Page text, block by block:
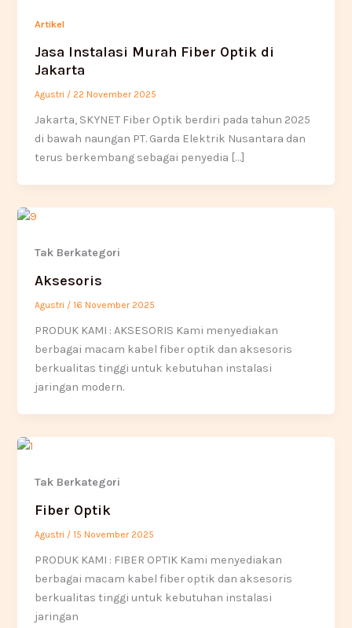
Artikel
Jasa Instalasi Murah Fiber Optik di
Jakarta
Agustri / 22 November 2025
Jakarta, SKYNET Fiber Optik berdiri pada tahun 2025
di bawah naungan PT. Garda Elektrik Nusantara dan
terus berkembang sebagai penyedia […]
Tak Berkategori
Aksesoris
Agustri /16 November 2025
PRODUK KAMI : AKSESORIS Kami menyediakan
berbagai macam kabel fiber optik dan aksesoris
berkualitas tinggi untuk kebutuhan instalasi
jaringan modern.
Tak Berkategori
Fiber Optik
Agustri /15 November 2025
PRODUK KAMI : FIBER OPTIK Kami menyediakan
berbagai macam kabel fiber optik dan aksesoris
berkualitas tinggi untuk kebutuhan instalasi
jaringan